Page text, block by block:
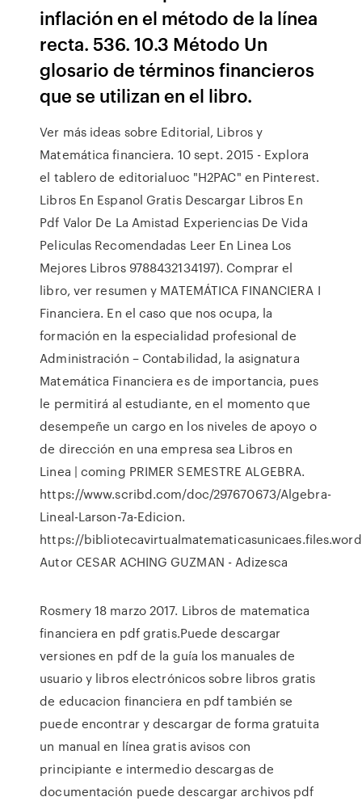
inflación en el método de la línea
recta. 536. 10.3 Método Un
glosario de términos financieros
que se utilizan en el libro.
Ver más ideas sobre Editorial, Libros y
Matemática financiera. 10 sept. 2015 - Explora
el tablero de editorialuoc "H2PAC" en Pinterest.
Libros En Espanol Gratis Descargar Libros En
Pdf Valor De La Amistad Experiencias De Vida
Peliculas Recomendadas Leer En Linea Los
Mejores Libros 9788432134197). Comprar el
libro, ver resumen y MATEMÁTICA FINANCIERA I
Financiera. En el caso que nos ocupa, la
formación en la especialidad profesional de
Administración – Contabilidad, la asignatura
Matemática Financiera es de importancia, pues
le permitirá al estudiante, en el momento que
desempeñe un cargo en los niveles de apoyo o
de dirección en una empresa sea Libros en
Linea | coming PRIMER SEMESTRE ALGEBRA.
https://www.scribd.com/doc/297670673/Algebra-
Lineal-Larson-7a-Edicion.
https://
Autor CESAR ACHING GUZMAN - Adizesca
Rosmery 18 marzo 2017. Libros de matematica
financiera en pdf gratis.Puede descargar
versiones en pdf de la guía los manuales de
usuario y libros electrónicos sobre libros gratis
de educacion financiera en pdf también se
puede encontrar y descargar de forma gratuita
un manual en línea gratis avisos con
principiante e intermedio descargas de
documentación puede descargar archivos pdf